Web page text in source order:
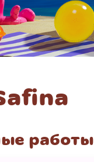
работы